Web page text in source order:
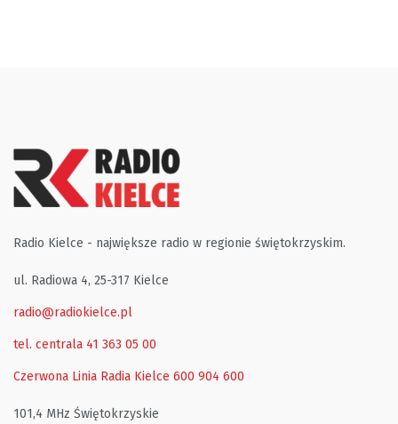
Radio Kielce - największe radio w regionie świętokrzyskim.
ul. Radiowa 4, 25-317 Kielce
radio@radiokielce.pl
tel. centrala 41 363 05 00
Czerwona Linia Radia Kielce 600 904 600
101,4 MHz Świętokrzyskie